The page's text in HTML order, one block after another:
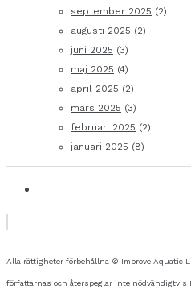
september 2025 (2)
augusti 2025 (2)
juni 2025 (3)
maj 2025 (4)
april 2025 (2)
mars 2025 (3)
februari 2025 (2)
januari 2025 (8)
Alla rättigheter förbehållna © Improve Aquatic
författarnas och återspeglar inte nödvändigtvis